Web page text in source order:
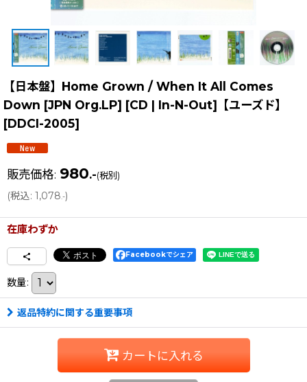
【日本盤】Home Grown / When It All Comes
Down [JPN Org.LP] [CD | In-N-Out]【ユーズド】
[DDCI-2005]
販売価格: 980.-(税別)
(税込: 1,078.-)
在庫わずか
Facebookでシェア
数量:
返品特約に関する重要事項
カートに入れる